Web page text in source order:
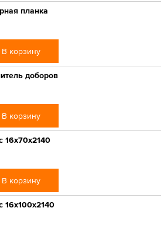
планка
В корзину
доборов
В корзину
16x70x2140
В корзину
16x100x2140